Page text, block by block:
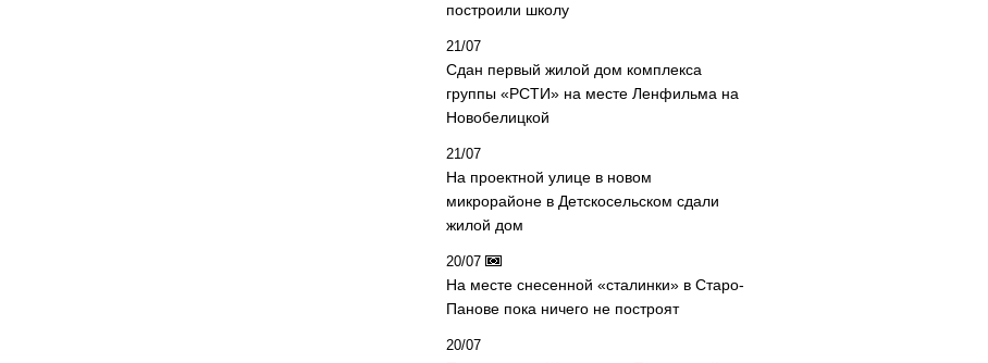
построили школу
21/07
Сдан первый жилой дом комплекса
группы «РСТИ» на месте Ленфильма на
Новобелицкой
21/07
На проектной улице в новом
микрорайоне в Детскосельском сдали
жилой дом
20/07
На месте снесенной «сталинки» в Старо-
Панове пока ничего не построят
20/07